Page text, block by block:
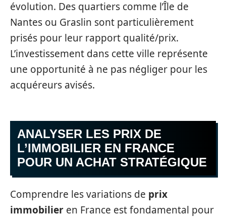
évolution. Des quartiers comme l’Île de
Nantes ou Graslin sont particulièrement
prisés pour leur rapport qualité/prix.
L’investissement dans cette ville représente
une opportunité à ne pas négliger pour les
acquéreurs avisés.
ANALYSER LES PRIX DE
L’IMMOBILIER EN FRANCE
POUR UN ACHAT STRATÉGIQUE
Comprendre les variations de prix
immobilier en France est fondamental pour